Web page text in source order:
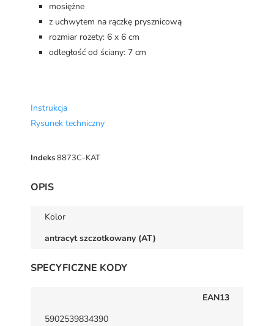
mosiężne
z uchwytem na rączkę prysznicową
rozmiar rozety: 6 x 6 cm
odległość od ściany: 7 cm
Instrukcja
Rysunek techniczny
Indeks8873C-KAT
OPIS
Kolor
antracyt szczotkowany (AT)
SPECYFICZNE KODY
EAN13
5902539834390